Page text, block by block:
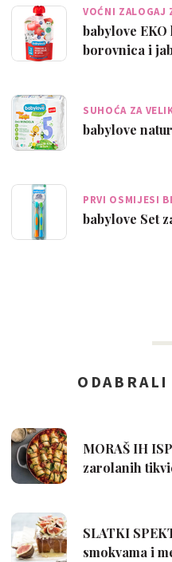
VOĆNI ZALOGAJ
babylove
borovnica i
SUHOĆA ZA
babylove
PRVI OSMIJESI
babylove Set